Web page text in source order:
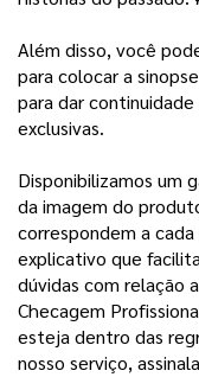
Além disso, você
para colocar a
para dar
exclusivas.
Disponibilizamos um
da imagem do
correspondem a
explicativo que
dúvidas com relação
Checagem
esteja dentro das
nosso serviço,